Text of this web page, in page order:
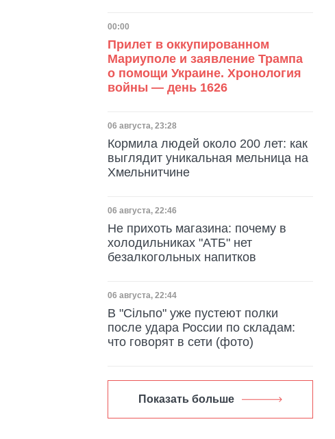
Дата публикации
00:00
Прилет в оккупированном
Мариуполе и заявление Трампа
о помощи Украине. Хронология
войны — день 1626
Дата публикации
06 августа, 23:28
Кормила людей около 200 лет: как
выглядит уникальная мельница на
Хмельнитчине
Дата публикации
06 августа, 22:46
Не прихоть магазина: почему в
холодильниках "АТБ" нет
безалкогольных напитков
Дата публикации
06 августа, 22:44
В "Сільпо" уже пустеют полки
после удара России по складам:
что говорят в сети (фото)
Показать больше